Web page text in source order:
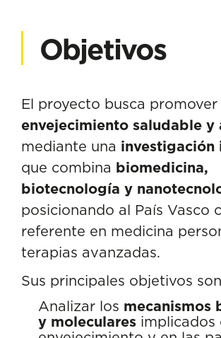
Objetivos
El proyecto busca promover
envejecimiento saludable y
mediante una investigación
que combina biomedicina,
biotecnología y
posicionando al País Vasco
referente en medicina
terapias avanzadas.
Sus principales objetivos
Analizar los mecanismos
y moleculares implicados